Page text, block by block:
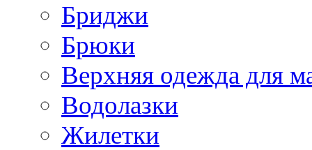
Бриджи
Брюки
Верхняя одежда для
Водолазки
Жилетки